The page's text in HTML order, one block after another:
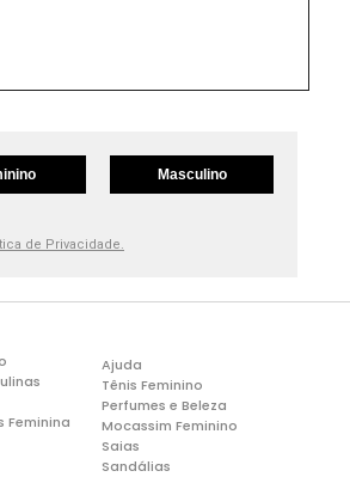
Masculino
de Privacidade.
Feminina
Ajuda
Tênis Feminino
Perfumes e Beleza
Mocassim Feminino
Saias
Sandálias